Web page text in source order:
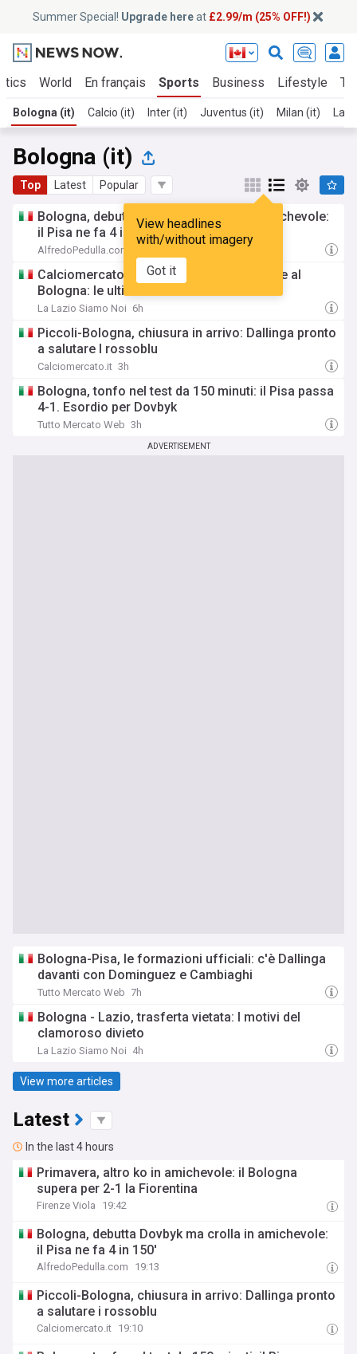
Summer Special! Upgrade hereat £2.99/m (25% OFF!)
World En français Sports Business Lifestyle
Bologna (it) Calcio (it) Inter (it) Juventus (it) Milan (it)
Bologna (it)
Top Latest Popular
View headlines
with/without imagery
Got it
Bologna, debutta Dovbyk ma crolla in amichevole:
il Pisa ne fa 4 in 150′
AlfredoPedulla.com
Calciomercato Lazio | Fabbian può tornare al
Bologna: le ultime
La Lazio Siamo Noi 6h
Piccoli-Bologna, chiusura in arrivo: Dallinga pronto
a salutare I rossoblu
Calciomercato.it 3h
Bologna, tonfo nel test da 150 minuti: il Pisa passa
4-1. Esordio per Dovbyk
Tutto Mercato Web 3h
ADVERTISEMENT
Bologna-Pisa, le formazioni ufficiali: c'è Dallinga
davanti con Dominguez e Cambiaghi
Tutto Mercato Web 7h
Bologna - Lazio, trasferta vietata: I motivi del
clamoroso divieto
La Lazio Siamo Noi 4h
View more articles
Latest
In the last 4 hours
Primavera, altro ko in amichevole: il Bologna
supera per 2-1 la Fiorentina
Firenze Viola 19:42
Bologna, debutta Dovbyk ma crolla in amichevole:
il Pisa ne fa 4 in 150′
AlfredoPedulla.com 19:13
Piccoli-Bologna, chiusura in arrivo: Dallinga pronto
a salutare i rossoblu
Calciomercato.it 19:10